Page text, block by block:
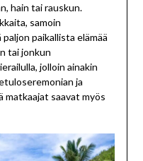
hain tai rauskun.
samoin
paikallista elämää
tai jonkun
jolloin ainakin
ja
matkaajat saavat myös